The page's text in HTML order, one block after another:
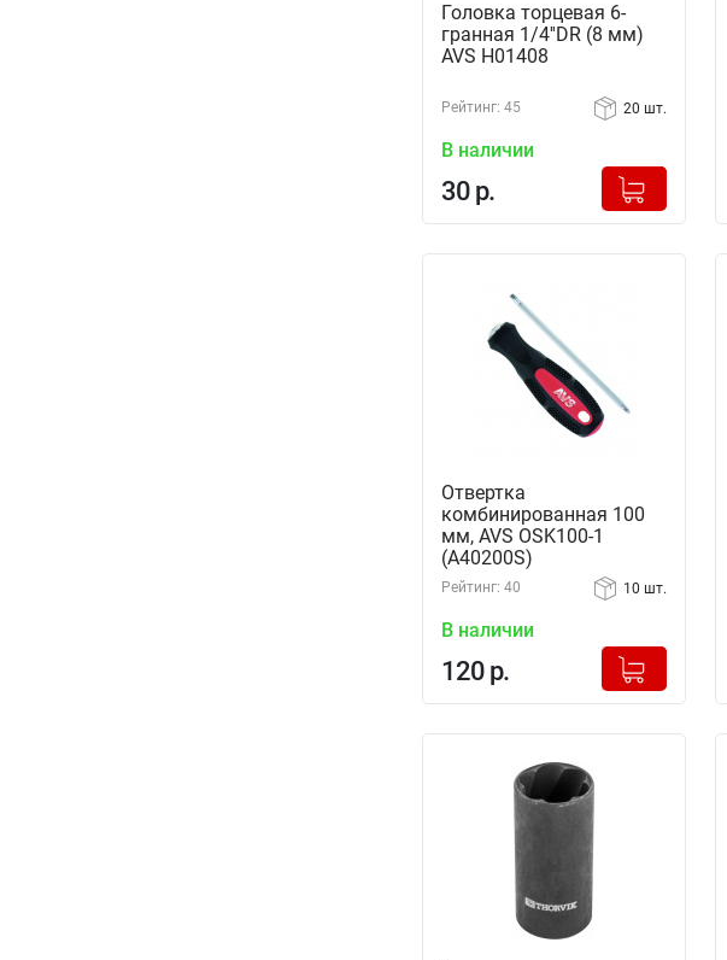
Головка торцевая 6-
гранная 1/4''DR (8 мм)
AVS H01408
Рейтинг: 45 20 шт.
В наличии
30 р.
+
Добавлено в корзину
Отвертка
комбинированная 100
мм, AVS OSK100-1
(A40200S)
Рейтинг: 40 10 шт.
В наличии
120 р.
+
Добавлено в корзину